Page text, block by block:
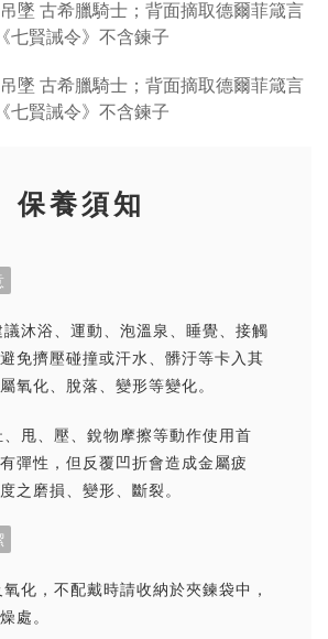
保養須知
沐浴、運動、泡溫泉、睡覺、接觸
免擠壓碰撞或汗水、髒汙等卡入其
氧化、脫落、變形等變化。
甩、壓、銳物摩擦等動作使用首
彈性，但反覆凹折會造成金屬疲
之磨損、變形、斷裂。
化，不配戴時請收納於夾鍊袋中，
處。